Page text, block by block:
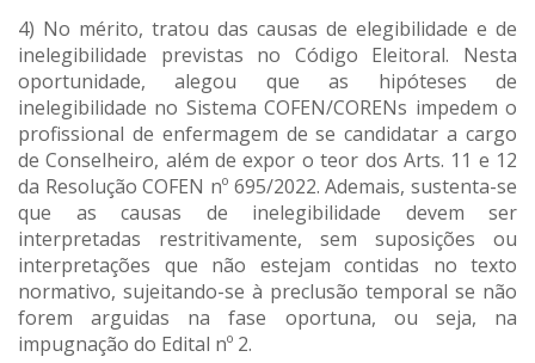
4) No mérito, tratou das causas de elegibilidade e de
inelegibilidade previstas no Código Eleitoral. Nesta
oportunidade, alegou que as hipóteses de
inelegibilidade no Sistema COFEN/CORENs impedem o
profissional de enfermagem de se candidatar a cargo
de Conselheiro, além de expor o teor dos Arts. 11 e 12
da Resolução COFEN nº 695/2022. Ademais, sustenta-se
que as causas de inelegibilidade devem ser
interpretadas restritivamente, sem suposições ou
interpretações que não estejam contidas no texto
normativo, sujeitando-se à preclusão temporal se não
forem arguidas na fase oportuna, ou seja, na
impugnação do Edital nº 2.